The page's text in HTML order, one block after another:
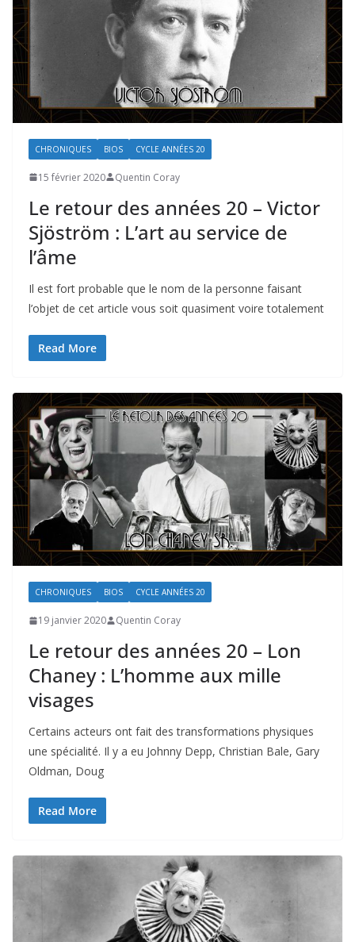
CHRONIQUES BIOS CYCLE ANNÉES 20
15 février 2020 Quentin Coray
Le retour des années 20 – Victor
Sjöström : L’art au service de
l’âme
Il est fort probable que le nom de la personne faisant
l’objet de cet article vous soit quasiment voire totalement
Read More
CHRONIQUES BIOS CYCLE ANNÉES 20
19 janvier 2020 Quentin Coray
Le retour des années 20 – Lon
Chaney : L’homme aux mille
visages
Certains acteurs ont fait des transformations physiques
une spécialité. Il y a eu Johnny Depp, Christian Bale, Gary
Oldman, Doug
Read More